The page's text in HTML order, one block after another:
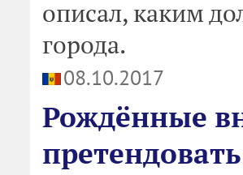
описал, каким
города.
08.10.2017
Рождённые